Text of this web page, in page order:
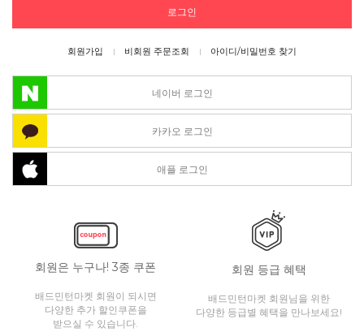
로그인
회원가입 비회원 주문조회 아이디/비밀번호 찾기
네이버 로그인
카카오 로그인
애플 로그인
회원은 누구나! 3종 쿠폰
배드민턴마켓 회원이 되시면
다양한 추가 할인쿠폰을
받으실 수 있습니다.
회원 등급 혜택
배드민턴마켓 회원님을 위한
다양한 등급별 혜택을 만나보세요!